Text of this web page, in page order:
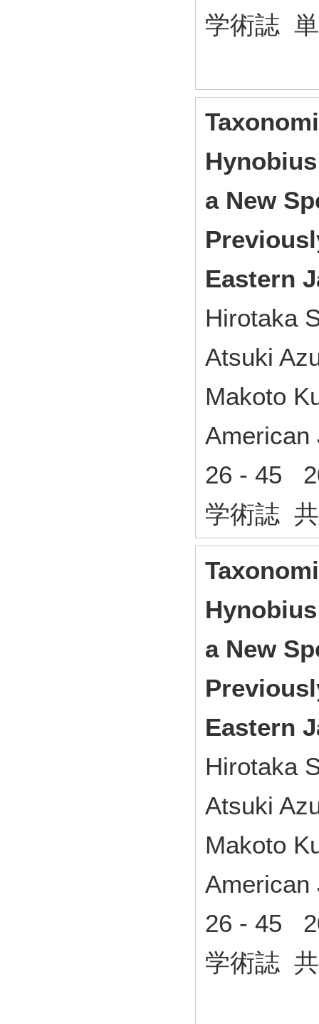
学術誌
a New
Eastern
Hirotaka
Atsuki
Makoto
26 - 45
学術誌
a New
Eastern
Hirotaka
Atsuki
Makoto
26 - 45
学術誌